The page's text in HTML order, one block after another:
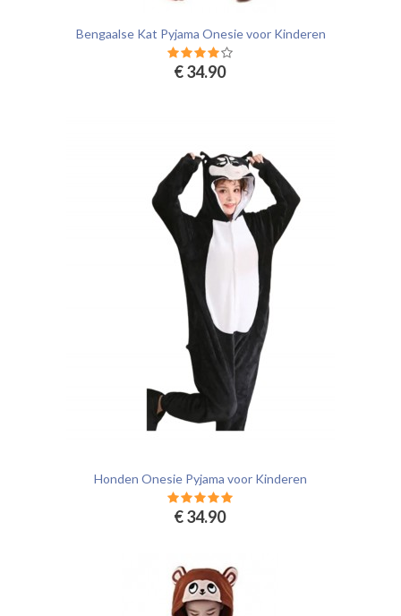
Bengaalse Kat Pyjama Onesie voor Kinderen
€ 34.90
Honden Onesie Pyjama voor Kinderen
€ 34.90